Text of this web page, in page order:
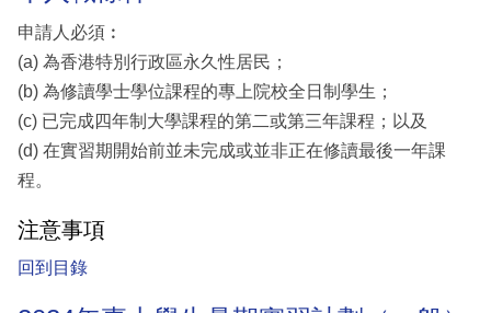
申請人必須︰
(a) 為香港特別行政區永久性居民；
(b) 為修讀學士學位課程的專上院校全日制學生；
(c) 已完成四年制大學課程的第二或第三年課程；以及
(d) 在實習期開始前並未完成或並非正在修讀最後一年課
程。
注意事項
回到目錄